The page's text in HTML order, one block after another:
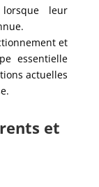
leur
et
essentielle
actuelles
et